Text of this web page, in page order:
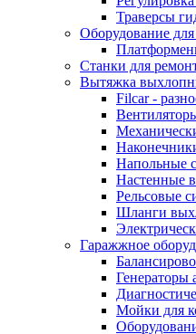
Траверсы
Оборудование
Станки для
Вытяжка
Filcar -
Напольные
Настенные
Рельсовые
Шланги
Гаражжное
Генераторы
Мойки для